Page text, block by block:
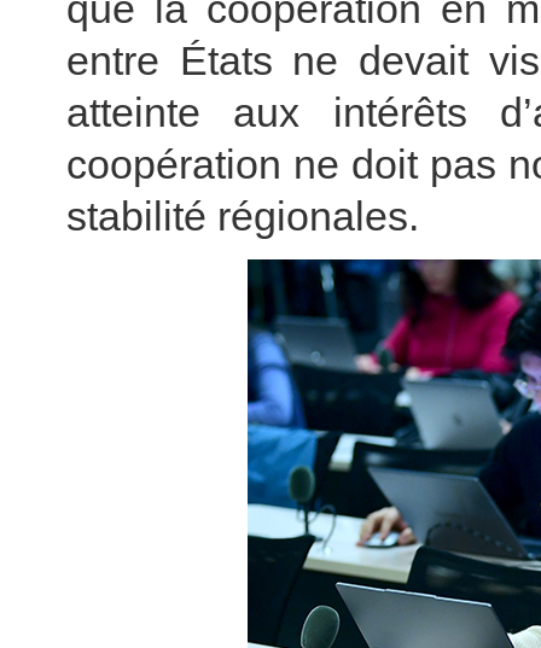
entre États ne devait
atteinte aux intérêts
coopération ne doit pas
stabilité régionales.